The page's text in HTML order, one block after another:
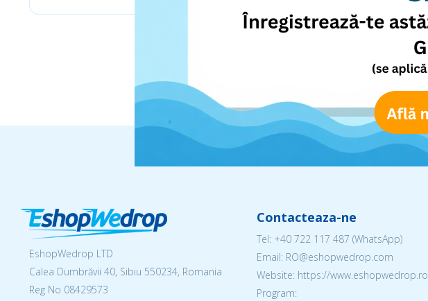
EshopWedrop LTD
Calea Dumbrăvii 40, Sibiu 550234, Romania
Reg No 08429573
Contacteaza-ne
Tel: +40 722 117 487 (WhatsApp)
Email: RO@eshopwedrop.com
Website: https://www.eshopwedrop.ro
Program: